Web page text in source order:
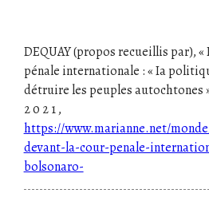
DEQUAY (propos recueillis par),
pénale internationale : « Ia
détruire les peuples autochtones
2 0 2 1 ,
https://www.marianne.net/
devant-la-cour-penale-
bolsonaro-